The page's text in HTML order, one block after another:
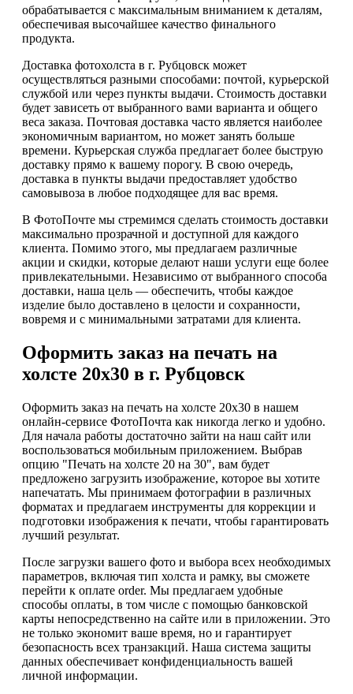
обрабатывается с максимальным вниманием к деталям,
обеспечивая высочайшее качество финального
продукта.
Доставка фотохолста в г. Рубцовск может
осуществляться разными способами: почтой, курьерской
службой или через пункты выдачи. Стоимость доставки
будет зависеть от выбранного вами варианта и общего
веса заказа. Почтовая доставка часто является наиболее
экономичным вариантом, но может занять больше
времени. Курьерская служба предлагает более быструю
доставку прямо к вашему порогу. В свою очередь,
доставка в пункты выдачи предоставляет удобство
самовывоза в любое подходящее для вас время.
В ФотоПочте мы стремимся сделать стоимость доставки
максимально прозрачной и доступной для каждого
клиента. Помимо этого, мы предлагаем различные
акции и скидки, которые делают наши услуги еще более
привлекательными. Независимо от выбранного способа
доставки, наша цель — обеспечить, чтобы каждое
изделие было доставлено в целости и сохранности,
вовремя и с минимальными затратами для клиента.
Оформить заказ на печать на
холсте 20х30 в г. Рубцовск
Оформить заказ на печать на холсте 20х30 в нашем
онлайн-сервисе ФотоПочта как никогда легко и удобно.
Для начала работы достаточно зайти на наш сайт или
воспользоваться мобильным приложением. Выбрав
опцию "Печать на холсте 20 на 30", вам будет
предложено загрузить изображение, которое вы хотите
напечатать. Мы принимаем фотографии в различных
форматах и предлагаем инструменты для коррекции и
подготовки изображения к печати, чтобы гарантировать
лучший результат.
После загрузки вашего фото и выбора всех необходимых
параметров, включая тип холста и рамку, вы сможете
перейти к оплате order. Мы предлагаем удобные
способы оплаты, в том числе с помощью банковской
карты непосредственно на сайте или в приложении. Это
не только экономит ваше время, но и гарантирует
безопасность всех транзакций. Наша система защиты
данных обеспечивает конфиденциальность вашей
личной информации.